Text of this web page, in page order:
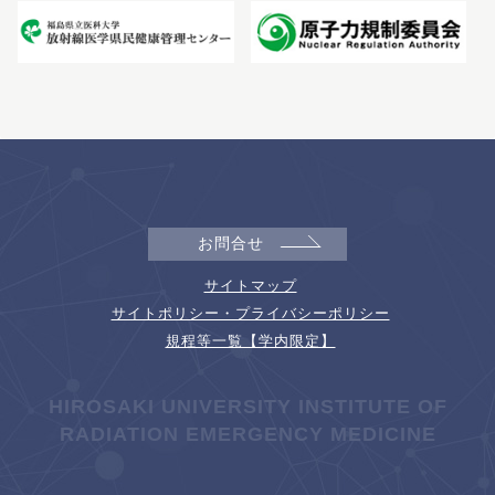
お問合せ
サイトマップ
サイトポリシー・プライバシーポリシー
規程等一覧【学内限定】
HIROSAKI UNIVERSITY INSTITUTE OF
RADIATION EMERGENCY MEDICINE